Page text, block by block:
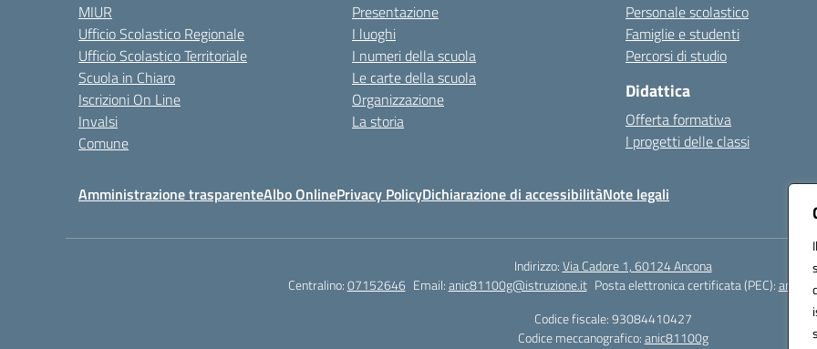
MIUR
Ufficio Scolastico Regionale
Ufficio Scolastico Territoriale
Scuola in Chiaro
Iscrizioni On Line
Invalsi
Comune
Presentazione
I luoghi
I numeri della scuola
Le carte della scuola
Organizzazione
La storia
Personale scolastico
Famiglie e studenti
Percorsi di studio
Didattica
Offerta formativa
I progetti delle classi
Amministrazione trasparenteAlbo OnlinePrivacy PolicyDichiarazione di accessibilitàNote legali
Indirizzo:Via Cadore 1, 60124 Ancona
Centralino:07152646 Email:anic81100g@istruzione.it Posta elettronica certificata (PEC):
Codice fiscale: 93084410427
Codice meccanografico:anic81100g